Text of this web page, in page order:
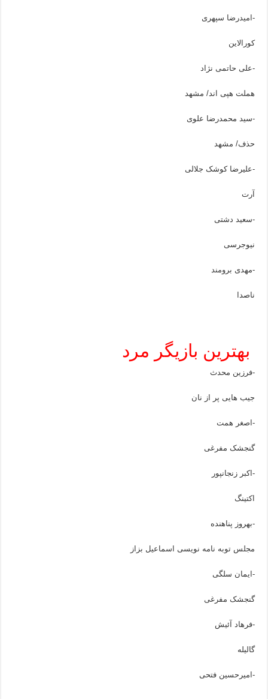
-امیدرضا سپهری
کورالاین
-علی حاتمی نژاد
هملت هپی اند/ مشهد
-سید محمدرضا علوی
حذف/ مشهد
-علیرضا کوشک جلالی
آرت
-سعید دشتی
نیوجرسی
-مهدی برومند
ناصدا
بهترین بازیگر مرد
-فرزین محدث
جیب هایی پر از نان
-اصغر همت
گنجشک مفرغی
-اکبر زنجانپور
اکتینگ
-بهروز پناهنده
مجلس توبه نامه نویسی اسماعیل بزاز
-ایمان سلگی
گنجشک مفرغی
-فرهاد آئیش
گالیله
-امیرحسین فتحی